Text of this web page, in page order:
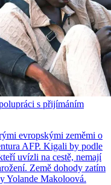
s přijímáním
evropskými zeměmi o
AFP. Kigali by podle
uvízli na cestě, nemají
Země dohody zatím
Yolande Makoloová.